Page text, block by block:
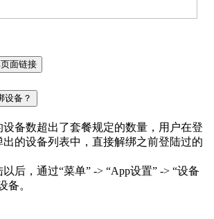
面链接
设备？
备数超出了套餐规定的数量，用户在登
的设备列表中，直接解绑之前登陆过的
后，通过“菜单” -> “App设置” -> “设备
备。